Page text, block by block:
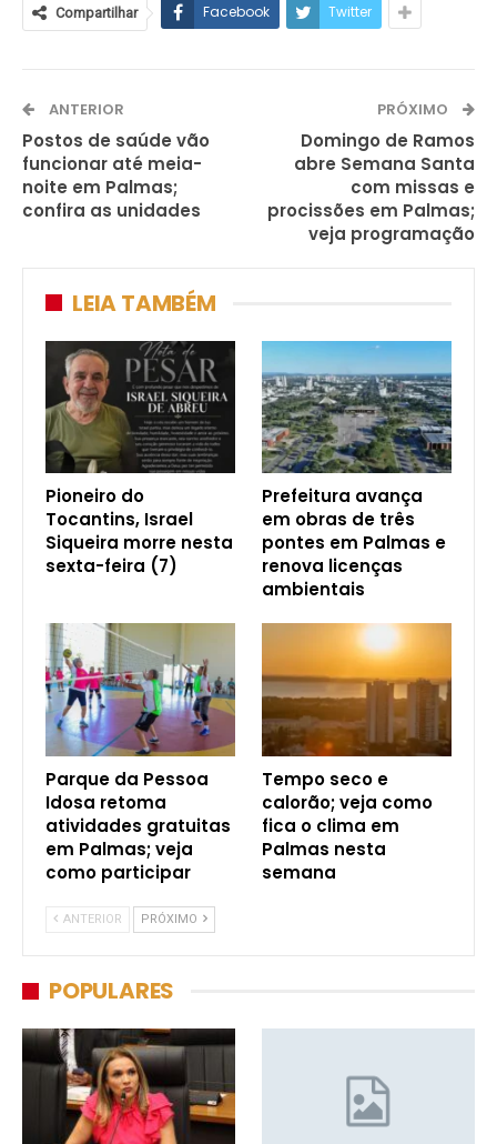
Compartilhar Facebook Twitter
ANTERIOR
Postos de saúde vão
funcionar até meia-
noite em Palmas;
confira as unidades
PRÓXIMO
Domingo de Ramos
abre Semana Santa
com missas e
procissões em Palmas;
veja programação
LEIA TAMBÉM
Pioneiro do
Tocantins, Israel
Siqueira morre nesta
sexta-feira (7)
Prefeitura avança
em obras de três
pontes em Palmas e
renova licenças
ambientais
Parque da Pessoa
Idosa retoma
atividades gratuitas
em Palmas; veja
como participar
Tempo seco e
calorão; veja como
fica o clima em
Palmas nesta
semana
ANTERIOR PRÓXIMO
POPULARES